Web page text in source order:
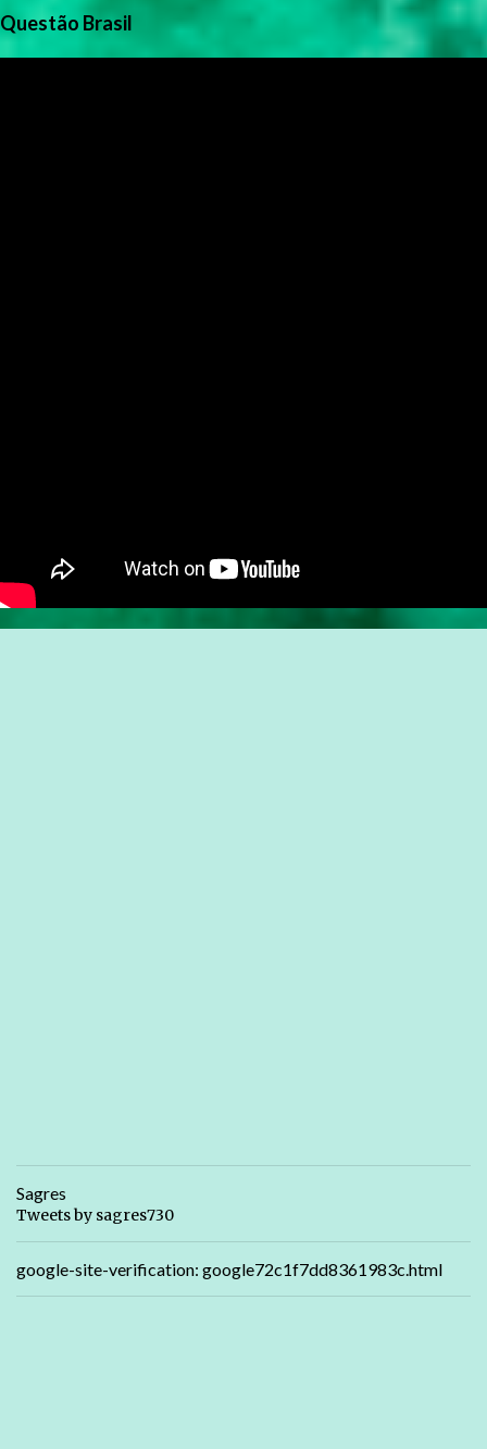
Questão Brasil
Sagres
Tweets by sagres730
google-site-verification: google72c1f7dd8361983c.html